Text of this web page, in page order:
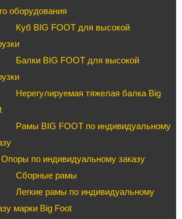
оборудования
Куб BIG FOOT для высокой
Балки BIG FOOT для высокой
Нерегулируемая тяжелая балка Big
Рамы BIG FOOT по индивидуальному
Опоры по индивидуальному заказу
Сборные рамы
Легкие рамы по индивидуальному
марки Big Foot